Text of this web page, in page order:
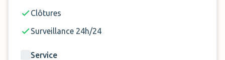
Clôtures
Surveillance 24h/24
Service